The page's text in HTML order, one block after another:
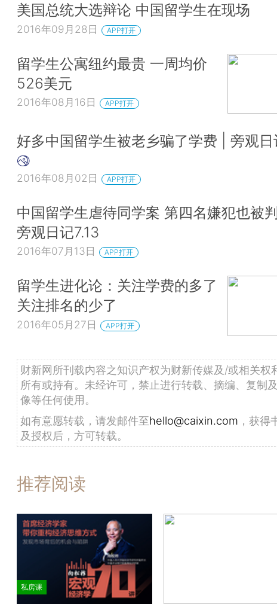
美国总统大选辩论 中国留学生在现场
2016年09月28日 APP打开
留学生公寓纽约最贵 一周均价
526美元
2016年08月16日 APP打开
好多中国留学生被老乡骗了学费 | 旁观
2016年08月02日 APP打开
中国留学生虐待同学案 第四名嫌犯也被判
旁观日记7.13
2016年07月13日 APP打开
留学生进化论：关注学费的多了
关注排名的少了
2016年05月27日 APP打开
财新网所刊载内容之知识产权为财新传媒及/或相关权
所有或持有。未经许可，禁止进行转载、摘编、复制
像等任何使用。
如有意愿转载，请发邮件至hello@caixin.com ，获得
及授权后，方可转载。
推荐阅读
私房课